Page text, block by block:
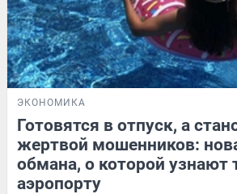
ЭКОНОМИКА
Готовятся в отпуск, а
жертвой мошенников:
обмана, о которой узнают
аэропорту